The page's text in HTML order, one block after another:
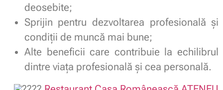
deosebite;
Sprijin pentru dezvoltarea profesională și
condiții de muncă mai bune;
Alte beneficii care contribuie la echilibrul
dintre viața profesională și cea personală.